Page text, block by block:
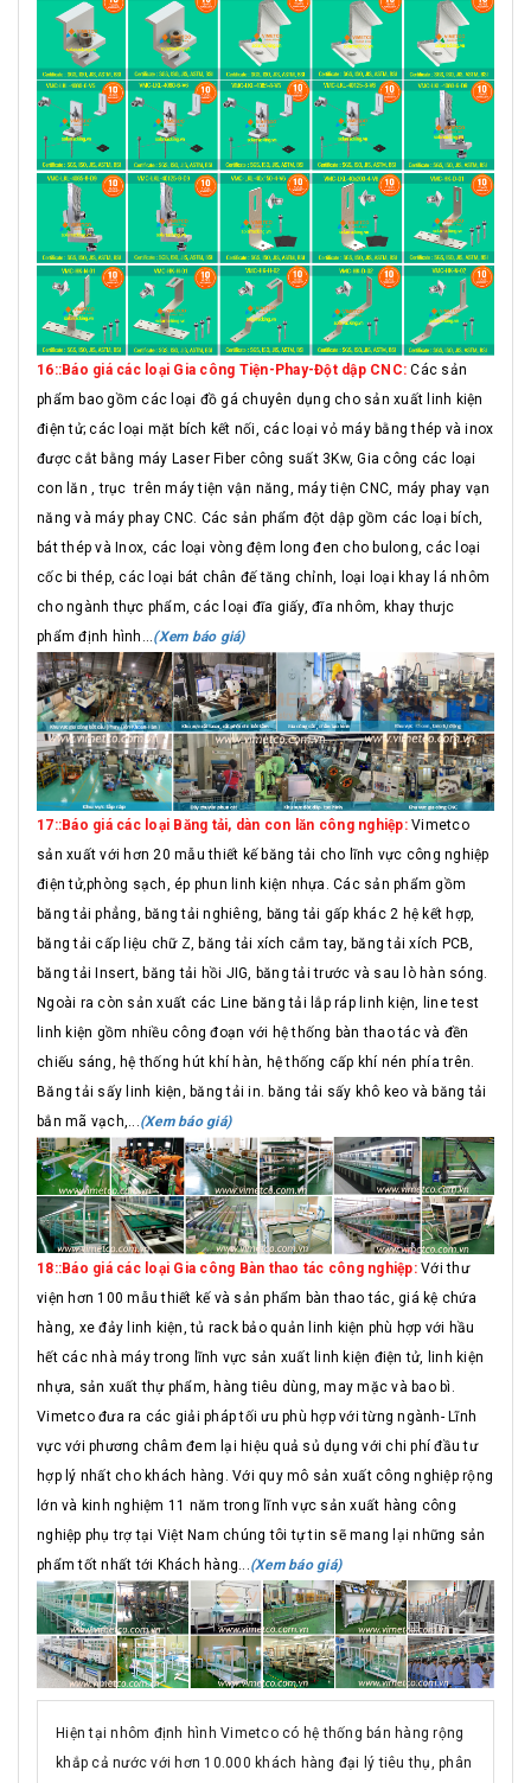
16::Báo giá các loại Gia công Tiện-Phay-Đột dập CNC: Các sản
phẩm bao gồm các loại đồ gá chuyên dụng cho sản xuất linh kiện
điện tử; các loại mặt bích kết nối, các loại vỏ máy bằng thép và inox
được cắt bằng máy Laser Fiber công suất 3Kw, Gia công các loại
con lăn , trục trên máy tiện vận năng, máy tiện CNC, máy phay vạn
năng và máy phay CNC. Các sản phẩm đột dập gồm các loại bích,
bát thép và Inox, các loại vòng đệm long đen cho bulong, các loại
cốc bi thép, các loại bát chân đế tăng chỉnh, loại loại khay lá nhôm
cho ngành thực phẩm, các loại đĩa giấy, đĩa nhôm, khay thưjc
phẩm định hình...(Xem báo giá)
17::Báo giá các loại Băng tải, dàn con lăn công nghiệp:Vimetco
sản xuất với hơn 20 mẫu thiết kế băng tải cho lĩnh vực công nghiệp
điện tử,phòng sạch, ép phun linh kiện nhựa. Các sản phẩm gồm
băng tải phẳng, băng tải nghiêng, băng tải gấp khác 2 hệ kết hợp,
băng tải cấp liệu chữ Z, băng tải xích cắm tay, băng tải xích PCB,
băng tải Insert, băng tải hồi JIG, băng tải trước và sau lò hàn sóng.
Ngoài ra còn sản xuất các Line băng tải lắp ráp linh kiện, line test
linh kiện gồm nhiều công đoạn với hệ thống bàn thao tác và đền
chiếu sáng, hệ thống hút khí hàn, hệ thống cấp khí nén phía trên.
Băng tải sấy linh kiện, băng tải in. băng tải sấy khô keo và băng tải
bắn mã vạch,... (Xem báo giá)
18::Báo giá các loại Gia công Bàn thao tác công nghiệp: Với thư
viện hơn 100 mẫu thiết kế và sản phẩm bàn thao tác, giá kệ chứa
hàng, xe đảy linh kiện, tủ rack bảo quản linh kiện phù hợp với hầu
hết các nhà máy trong lĩnh vực sản xuất linh kiện điện tử, linh kiện
nhựa, sản xuất thự phẩm, hàng tiêu dùng, may mặc và bao bì.
Vimetco đưa ra các giải pháp tối ưu phù hợp với từng ngành- Lĩnh
vực với phương châm đem lại hiệu quả sủ dụng với chi phí đầu tư
hợp lý nhất cho khách hàng. Với quy mô sản xuất công nghiệp rộng
lớn và kinh nghiệm 11 năm trong lĩnh vực sản xuất hàng công
nghiệp phụ trợ tại Việt Nam chúng tôi tự tin sẽ mang lại những sản
phẩm tốt nhất tới Khách hàng... (Xem báo giá)
Hiện tại nhôm định hình Vimetco có hệ thống bán hàng rộng
khắp cả nước với hơn 10.000 khách hàng đại lý tiêu thụ, phân